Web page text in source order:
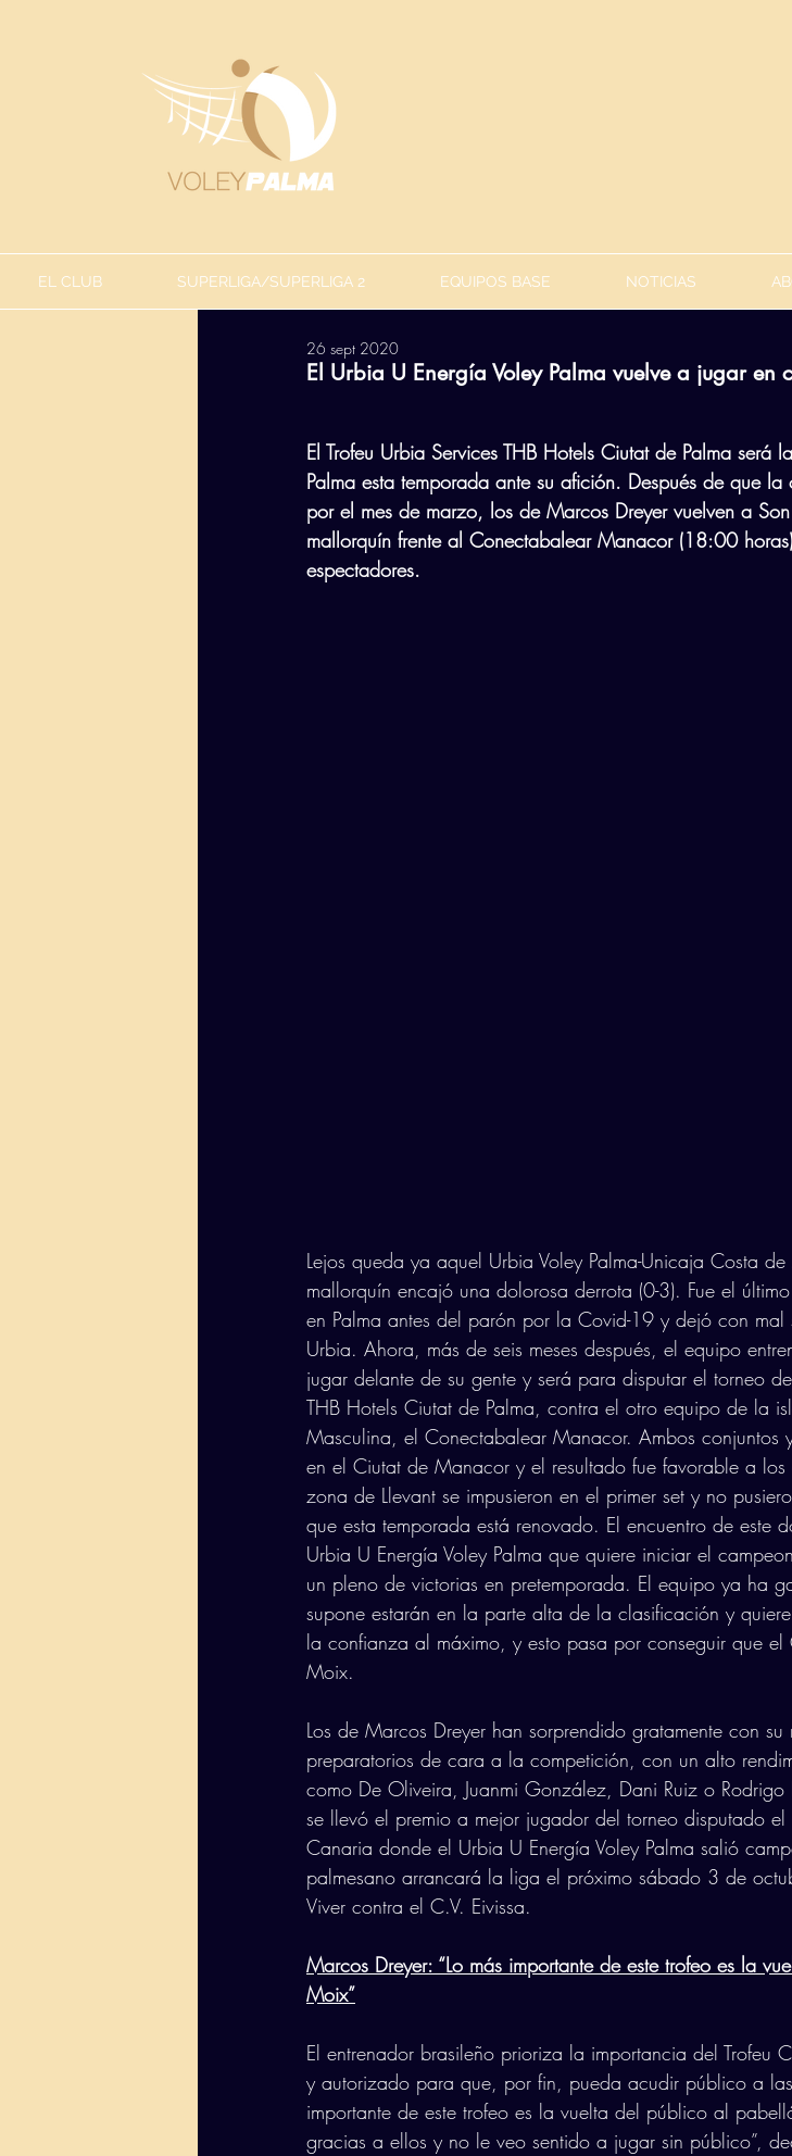
EL CLUB SUPERLIGA/SUPERLIGA 2 EQUIPOS BASE NOTICIAS
26 sept 2020
El Urbia U Energía Voley Palma vuelve a jugar en
El Trofeu Urbia Services THB Hotels Ciutat de Palma será
Palma esta temporada ante su afición. Después de que
por el mes de marzo, los de Marcos Dreyer vuelven a
mallorquín frente al Conectabalear Manacor (18:00
espectadores.
Lejos queda ya aquel Urbia Voley Palma-Unicaja Costa
mallorquín encajó una dolorosa derrota (0-3). Fue el
en Palma antes del parón por la Covid-19 y dejó con
Urbia. Ahora, más de seis meses después, el equipo
jugar delante de su gente y será para disputar el torneo
THB Hotels Ciutat de Palma, contra el otro equipo de la
Masculina, el Conectabalear Manacor. Ambos conjuntos
en el Ciutat de Manacor y el resultado fue favorable a
zona de Llevant se impusieron en el primer set y no
que esta temporada está renovado. El encuentro de este
Urbia U Energía Voley Palma que quiere iniciar el
un pleno de victorias en pretemporada. El equipo ya ha
supone estarán en la parte alta de la clasificación y
la confianza al máximo, y esto pasa por conseguir que el
Moix.
Los de Marcos Dreyer han sorprendido gratamente con
preparatorios de cara a la competición, con un alto
como De Oliveira, Juanmi González, Dani Ruiz o
se llevó el premio a mejor jugador del torneo disputado
Canaria donde el Urbia U Energía Voley Palma salió
palmesano arrancará la liga el próximo sábado 3 de
Viver contra el C.V. Eivissa.
Marcos Dreyer: “Lo más importante de este trofeo es la
Moix”
El entrenador brasileño prioriza la importancia del Trofeu
y autorizado para que, por fin, pueda acudir público a
importante de este trofeo es la vuelta del público al
gracias a ellos y no le veo sentido a jugar sin público”,